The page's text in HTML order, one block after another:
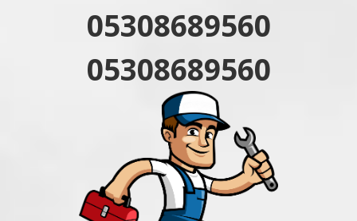
05308689560
05308689560